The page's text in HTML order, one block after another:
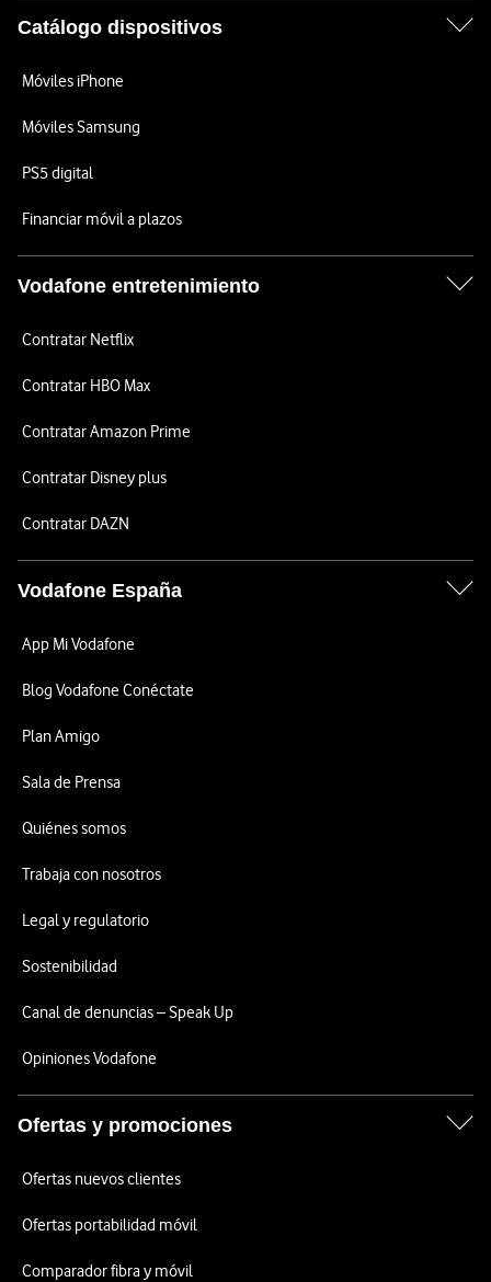
Catálogo dispositivos
Móviles iPhone
Móviles Samsung
PS5 digital
Financiar móvil a plazos
Vodafone entretenimiento
Contratar Netflix
Contratar HBO Max
Contratar Amazon Prime
Contratar Disney plus
Contratar DAZN
Vodafone España
App Mi Vodafone
Blog Vodafone Conéctate
Plan Amigo
Sala de Prensa
Quiénes somos
Trabaja con nosotros
Legal y regulatorio
Sostenibilidad
Canal de denuncias – Speak Up
Opiniones Vodafone
Ofertas y promociones
Ofertas nuevos clientes
Ofertas portabilidad móvil
Comparador fibra y móvil